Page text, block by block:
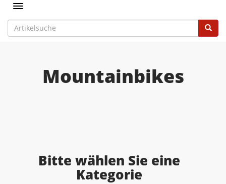
Toggle navigation
Mountainbikes
Bitte wählen Sie eine
Kategorie